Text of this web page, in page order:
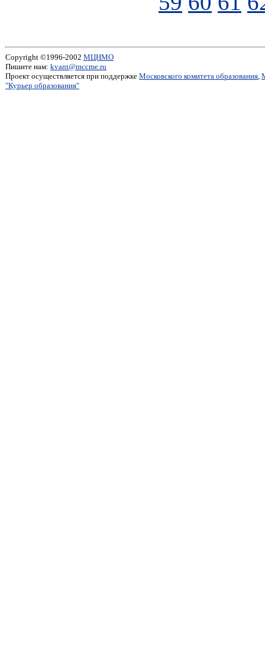
Copyright ©1996-2002 МЦНМО
Пишите нам: kvant@mccme.ru
Проект осуществляется при поддержке Московского комитета образования,
"Курьер образования"